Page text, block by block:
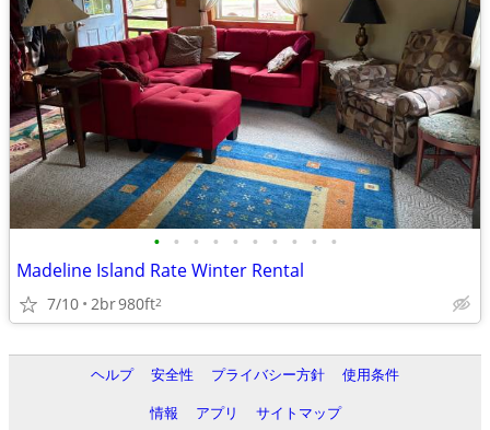
• • • • • • • • • •
Madeline Island Rate Winter Rental
7/10 2br980ft2
ヘルプ 安全性 プライバシー方針
使用条件
情報
アプリ サイトマップ